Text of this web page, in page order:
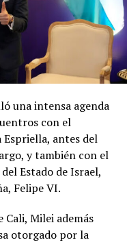
una intensa agenda
con el
antes del
y también con el
Estado de Israel,
Felipe VI.
Cali, Milei además
otorgado por la